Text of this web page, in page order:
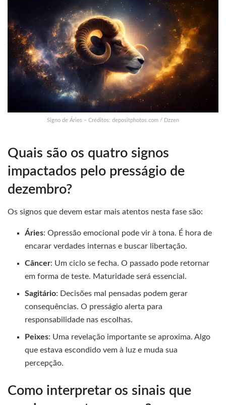
Signo de Áries – Créditos: depositphotos.com / Dzzen
Quais são os quatro signos
impactados pelo presságio de
dezembro?
Os signos que devem estar mais atentos nesta fase são:
Áries: Opressão emocional pode vir à tona. É hora de
encarar verdades internas e buscar libertação.
Câncer: Um ciclo se fecha. O passado pode retornar
em forma de teste. Maturidade será essencial.
Sagitário: Decisões mal pensadas podem gerar
consequências. O presságio alerta para
responsabilidade nas escolhas.
Peixes: Uma revelação importante se aproxima. Algo
que estava escondido vem à luz e muda sua
percepção.
Como interpretar os sinais que